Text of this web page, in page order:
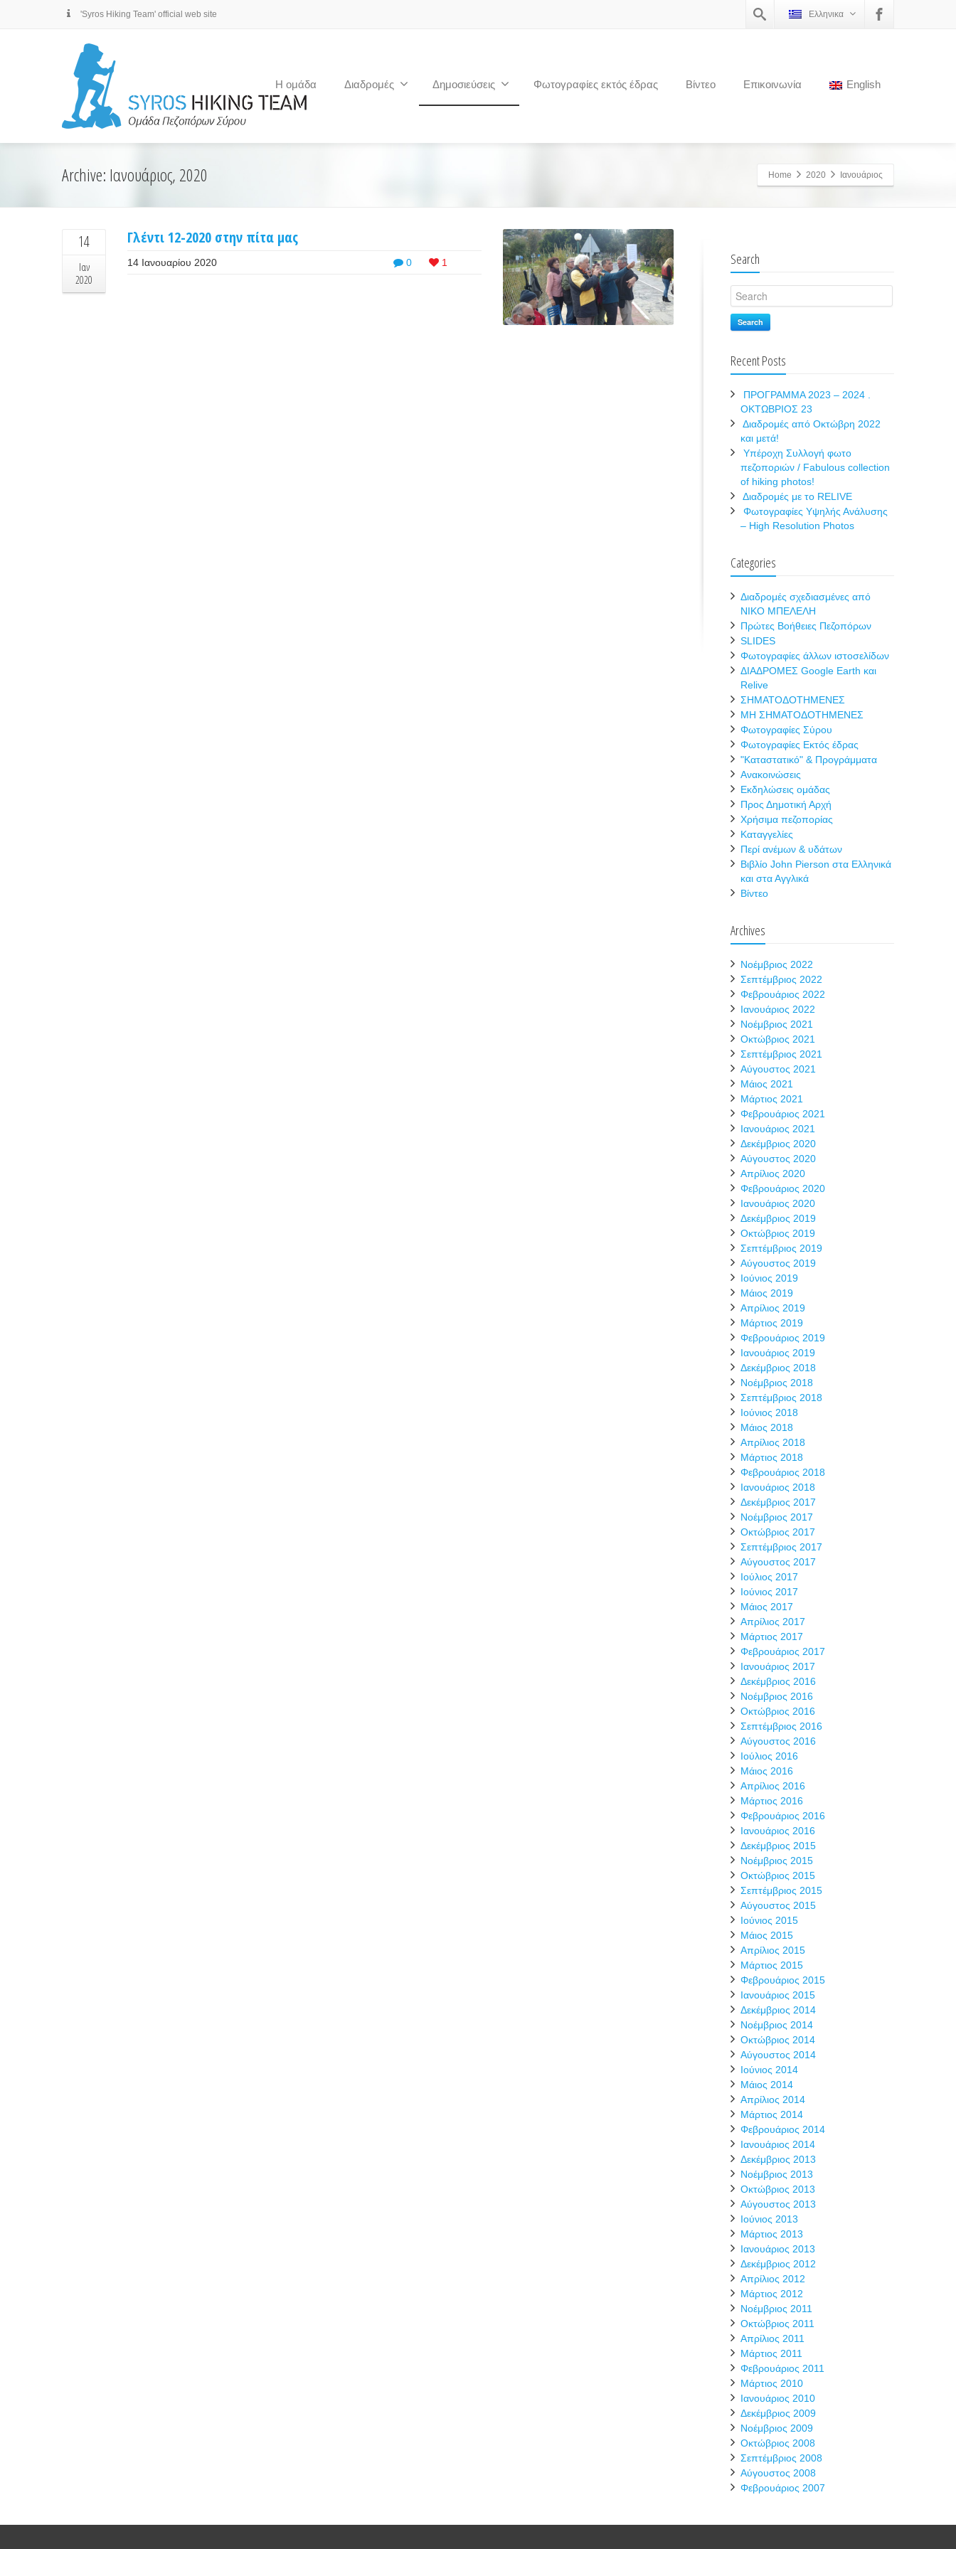
'Syros Hiking Team' official web site Ελληνικα
Η ομάδα Διαδρομές Δημοσιεύσεις Φωτογραφίες εκτός έδρας Βίντεο Επικοινωνία English
Archive: Ιανουάριος, 2020 Home 2020 Ιανουάριος
14
Ιαν
2020
Γλέντι 12-2020 στην πίτα μας
0 1
14 Ιανουαρίου 2020 Search
Search
Recent Posts
ΠΡΟΓΡΑΜΜΑ 2023 – 2024 .
ΟΚΤΩΒΡΙΟΣ 23
Διαδρομές από Οκτώβρη 2022
και μετά!
Υπέροχη Συλλογή φωτο
πεζοποριών / Fabulous collection
of hiking photos!
Διαδρομές με το RELIVE
Φωτογραφίες Υψηλής Ανάλυσης
– High Resolution Photos
Categories
Διαδρομές σχεδιασμένες από
ΝΙΚΟ ΜΠΕΛΕΛΗ
Πρώτες Βοήθειες Πεζοπόρων
SLIDES
Φωτογραφίες άλλων ιστοσελίδων
ΔΙΑΔΡΟΜΕΣ Google Earth και
Relive
ΣΗΜΑΤΟΔΟΤΗΜΕΝΕΣ
ΜΗ ΣΗΜΑΤΟΔΟΤΗΜΕΝΕΣ
Φωτογραφίες Σύρου
Φωτογραφίες Εκτός έδρας
"Καταστατικό" & Προγράμματα
Ανακοινώσεις
Εκδηλώσεις ομάδας
Προς Δημοτική Αρχή
Χρήσιμα πεζοπορίας
Καταγγελίες
Περί ανέμων & υδάτων
Βιβλίο John Pierson στα Ελληνικά
και στα Αγγλικά
Βίντεο
Archives
Νοέμβριος 2022
Σεπτέμβριος 2022
Φεβρουάριος 2022
Ιανουάριος 2022
Νοέμβριος 2021
Οκτώβριος 2021
Σεπτέμβριος 2021
Αύγουστος 2021
Μάιος 2021
Μάρτιος 2021
Φεβρουάριος 2021
Ιανουάριος 2021
Δεκέμβριος 2020
Αύγουστος 2020
Απρίλιος 2020
Φεβρουάριος 2020
Ιανουάριος 2020
Δεκέμβριος 2019
Οκτώβριος 2019
Σεπτέμβριος 2019
Αύγουστος 2019
Ιούνιος 2019
Μάιος 2019
Απρίλιος 2019
Μάρτιος 2019
Φεβρουάριος 2019
Ιανουάριος 2019
Δεκέμβριος 2018
Νοέμβριος 2018
Σεπτέμβριος 2018
Ιούνιος 2018
Μάιος 2018
Απρίλιος 2018
Μάρτιος 2018
Φεβρουάριος 2018
Ιανουάριος 2018
Δεκέμβριος 2017
Νοέμβριος 2017
Οκτώβριος 2017
Σεπτέμβριος 2017
Αύγουστος 2017
Ιούλιος 2017
Ιούνιος 2017
Μάιος 2017
Απρίλιος 2017
Μάρτιος 2017
Φεβρουάριος 2017
Ιανουάριος 2017
Δεκέμβριος 2016
Νοέμβριος 2016
Οκτώβριος 2016
Σεπτέμβριος 2016
Αύγουστος 2016
Ιούλιος 2016
Μάιος 2016
Απρίλιος 2016
Μάρτιος 2016
Φεβρουάριος 2016
Ιανουάριος 2016
Δεκέμβριος 2015
Νοέμβριος 2015
Οκτώβριος 2015
Σεπτέμβριος 2015
Αύγουστος 2015
Ιούνιος 2015
Μάιος 2015
Απρίλιος 2015
Μάρτιος 2015
Φεβρουάριος 2015
Ιανουάριος 2015
Δεκέμβριος 2014
Νοέμβριος 2014
Οκτώβριος 2014
Αύγουστος 2014
Ιούνιος 2014
Μάιος 2014
Απρίλιος 2014
Μάρτιος 2014
Φεβρουάριος 2014
Ιανουάριος 2014
Δεκέμβριος 2013
Νοέμβριος 2013
Οκτώβριος 2013
Αύγουστος 2013
Ιούνιος 2013
Μάρτιος 2013
Ιανουάριος 2013
Δεκέμβριος 2012
Απρίλιος 2012
Μάρτιος 2012
Νοέμβριος 2011
Οκτώβριος 2011
Απρίλιος 2011
Μάρτιος 2011
Φεβρουάριος 2011
Μάρτιος 2010
Ιανουάριος 2010
Δεκέμβριος 2009
Νοέμβριος 2009
Οκτώβριος 2008
Σεπτέμβριος 2008
Αύγουστος 2008
Φεβρουάριος 2007